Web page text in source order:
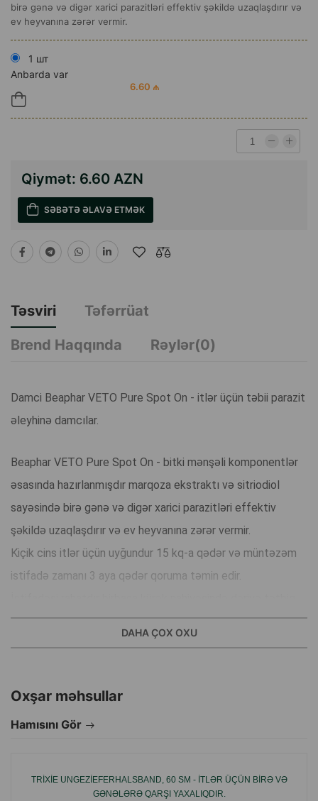
birə gənə və digər xarici parazitləri effektiv şəkildə uzaqlaşdırır və
ev heyvanına zərər vermir.
1 шт
Anbarda var
6.60 ₼
Qiymət: 6.60 AZN
SƏBƏTƏ ƏLAVƏ ETMƏK
Təsviri
Təfərrüat
Brend Haqqında
Rəylər(0)
Damci Beaphar VETO Pure Spot On - itlər üçün təbii parazit
əleyhinə damcılar.
Beaphar VETO Pure Spot On - bitki mənşəli komponentlər
əsasında hazırlanmışdır marqoza ekstraktı və sitriodiol
sayəsində birə gənə və digər xarici parazitləri effektiv
şəkildə uzaqlaşdırır və ev heyvanına zərər vermir.
Kiçik cins itlər üçün uyğundur 15 kq-a qədər və müntəzəm
istifadə zamanı 3 aya qədər qoruma təmin edir.
olunur tez yayılır və təsir göstərməyə başlayır.
Dişləmə və narahatlıq riskini azaltmağa kömək edir itin
Təbii yanaşmaya üstünlük verən və aqressiv kimyəvi
DAHA ÇOX OXU
Oxşar məhsullar
Hamısını Gör
TRIXIE UNGEZIEFERHALSBAND, 60 SM - ITLƏR ÜÇÜN BIRƏ VƏ
GƏNƏLƏRƏ QARŞI YAXALIQDIR.